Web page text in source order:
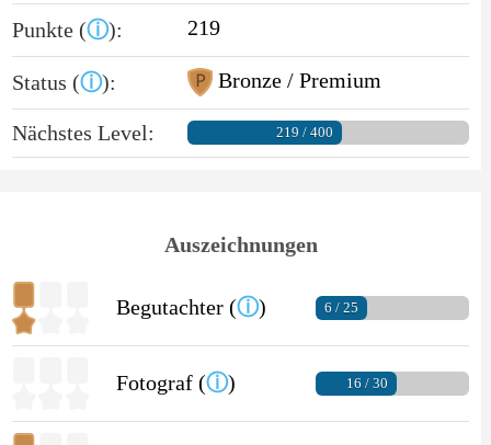
Punkte (ⓘ): 219
Status (ⓘ): Bronze / Premium
Nächstes Level: 219 / 400
Auszeichnungen
Begutachter (ⓘ) 6 / 25
Fotograf (ⓘ) 16 / 30